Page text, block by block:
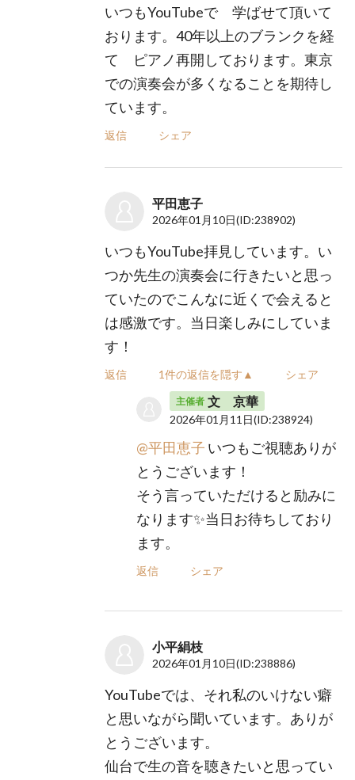
いつもYouTubeで 学ばせて頂いて
おります。40年以上のブランクを経
て ピアノ再開しております。東京
での演奏会が多くなることを期待し
ています。
返信 シェア
平田恵子
2026年01月10日(ID:238902)
いつもYouTube拝見しています。い
つか先生の演奏会に行きたいと思っ
ていたのでこんなに近くで会えると
は感激です。当日楽しみにしていま
す！
返信 1件の返信を隠す▲ シェア
主催者 文 京華
2026年01月11日(ID:238924)
@平田恵子 いつもご視聴ありが
とうございます！
そう言っていただけると励みに
なります✨当日お待ちしており
ます。
返信 シェア
小平絹枝
2026年01月10日(ID:238886)
YouTubeでは、それ私のいけない癖
と思いながら聞いています。ありが
とうございます。
仙台で生の音を聴きたいと思ってい